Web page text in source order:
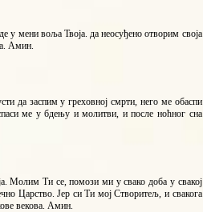
у мени воља Твоја. да неосуђено отворим своја
Амин.
да заспим у греховној смрти, него ме обаспи
ме у бдењу и молитви, и после ноћног сна
Молим Ти се, помози ми у свако доба у свакој
Царство. Јер си Ти мој Створитељ, и свакога
векова. Амин.